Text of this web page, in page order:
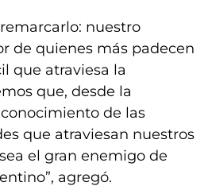
nuestro
de quienes más padecen
que atraviesa la
que, desde la
de las
que atraviesan nuestros
el gran enemigo de
agregó.